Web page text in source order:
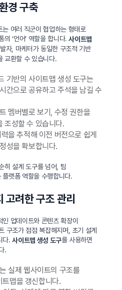
경 구축
여러 직군이 협업하는 형태로
의 ‘언어’ 역할을 합니다.사이트맵
자, 마케터가 동일한 구조적 기반
교환할 수 있습니다.
기반의 사이트맵 생성 도구는
간으로 공유하고 주석을 남길 수
멤버별로 보기, 수정 권한을
조성할 수 있습니다.
을 추적해 이전 버전으로 쉽게
성을 확보합니다.
히 설계 도구를 넘어, 팀
랫폼 역할을 수행합니다.
고려한 구조 관리
업데이트와 콘텐츠 확장이
구조가 점점 복잡해지며, 초기 설계
다.사이트맵 생성 도구를 사용하면
.
실제 웹사이트의 구조를
맵을 갱신합니다.